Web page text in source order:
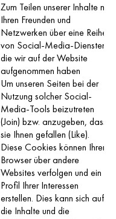
Zum Teilen unserer Inhalte mit
Ihren Freunden und
Netzwerken über eine Reihe
von Social-Media-Diensten,
die wir auf der Website
aufgenommen haben
Um unseren Seiten bei der
Nutzung solcher Social-
Media-Tools beizutreten
(Join) bzw. anzugeben, dass
sie Ihnen gefallen (Like).
Diese Cookies können Ihren
Browser über andere
Websites verfolgen und ein
Profil Ihrer Interessen
erstellen. Dies kann sich auf
die Inhalte und die